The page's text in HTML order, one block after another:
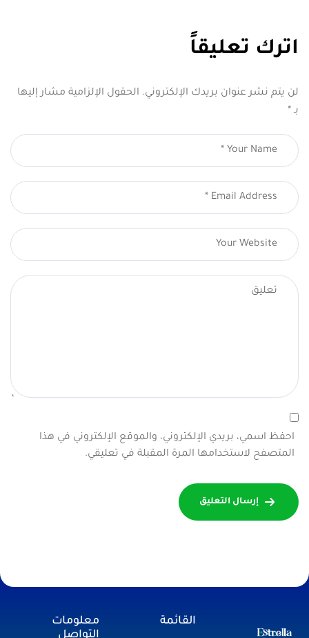
اترك تعليقاً
لن يتم نشر عنوان بريدك الإلكتروني. الحقول الإلزامية مشار إليها
بـ *
احفظ اسمي، بريدي الإلكتروني، والموقع الإلكتروني في هذا
المتصفح لاستخدامها المرة المقبلة في تعليقي.
إرسال التعليق
القائمة
معلومات
التواصل